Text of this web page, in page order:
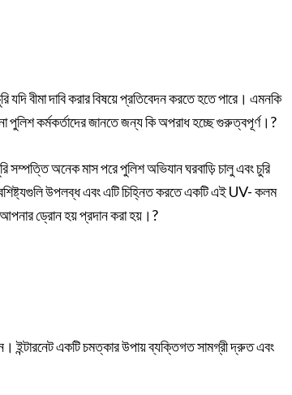
বীমা দাবি করার বিষয়ে প্রতিবেদন করতে হতে পারে। এমনকি
পুলিশ কর্মকর্তাদের জানতে জন্য কি অপরাধ হচ্ছে গুরুত্বপূর্ণ।?
সম্পত্তি অনেক মাস পরে পুলিশ অভিযান ঘরবাড়ি চালু এবং চুরি
উপলব্ধ এবং এটি চিহ্নিত করতে একটি এই UV- কলম
আপনার ড্রোন হয় প্রদান করা হয়।?
ইন্টারনেট একটি চমত্কার উপায় ব্যক্তিগত সামগ্রী দ্রুত এবং